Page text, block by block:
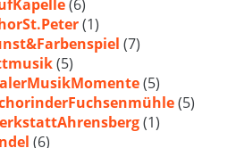
(6)
(1)
(7)
(5)
(5)
(5)
(1)
(6)